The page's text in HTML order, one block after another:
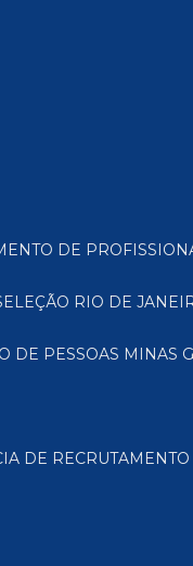
DE
RIO DE
DE PESSOAS MINAS
DE